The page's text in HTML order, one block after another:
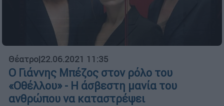
Θέατρο|22.06.2021 11:35
Ο Γιάννης Μπέζος στον ρόλο του
«Οθέλλου» - Η άσβεστη μανία του
ανθρώπου να καταστρέψει